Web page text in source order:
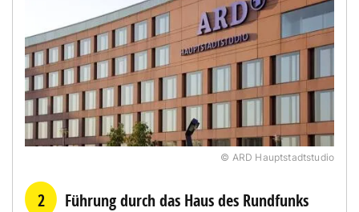
© ARD Hauptstadtstudio
2 Führung durch das Haus des Rundfunks